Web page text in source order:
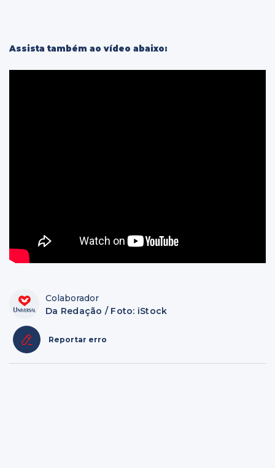
Assista também ao vídeo abaixo:
Colaborador
Da Redação / Foto: iStock
Reportar erro